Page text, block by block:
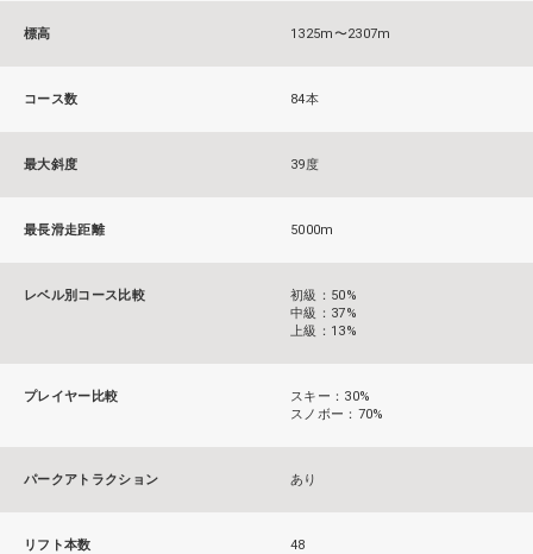
標高 1325m〜2307m
コース数 84本
最大斜度 39度
最長滑走距離 5000m
レベル別コース比較
初級：50%
中級：37%
上級：13%
プレイヤー比較
スキー：30%
スノボー：70%
パークアトラクション あり
リフト本数 48